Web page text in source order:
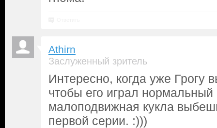
Athirn
Заслуженный зритель
Интересно, когда уже Грогу
чтобы его играл
малоподвижная кукла
первой серии. :)))